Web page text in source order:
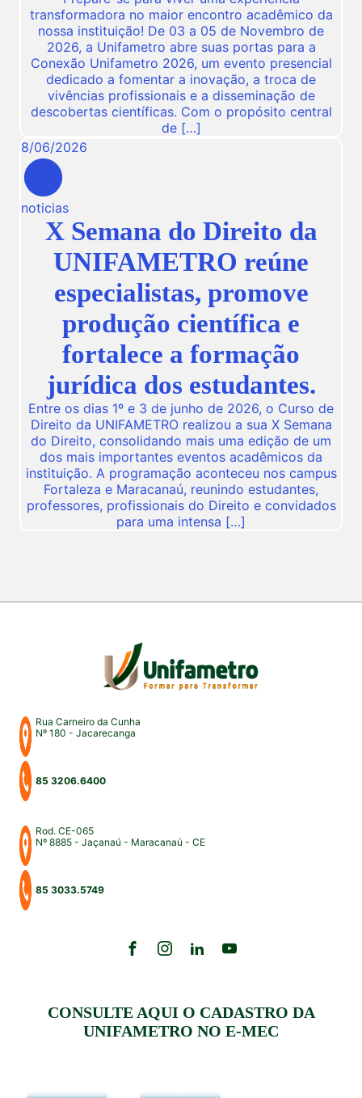
transformadora no maior encontro acadêmico da
nossa instituição! De 03 a 05 de Novembro de
2026, a Unifametro abre suas portas para a
Conexão Unifametro 2026, um evento presencial
dedicado a fomentar a inovação, a troca de
vivências profissionais e a disseminação de
descobertas científicas. Com o propósito central
de […]
8/06/2026
noticias
X Semana do Direito da
UNIFAMETRO reúne
especialistas, promove
produção científica e
fortalece a formação
jurídica dos estudantes.
Entre os dias 1º e 3 de junho de 2026, o Curso de
Direito da UNIFAMETRO realizou a sua X Semana
do Direito, consolidando mais uma edição de um
dos mais importantes eventos acadêmicos da
instituição. A programação aconteceu nos campus
Fortaleza e Maracanaú, reunindo estudantes,
professores, profissionais do Direito e convidados
para uma intensa […]
Rua Carneiro da Cunha
Nº 180 - Jacarecanga
85 3206.6400
Rod. CE-065
Nº 8885 - Jaçanaú - Maracanaú - CE
85 3033.5749
CONSULTE AQUI O CADASTRO DA
UNIFAMETRO NO E-MEC